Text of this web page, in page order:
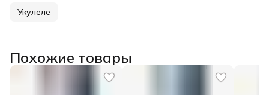
Укулеле
Похожие товары